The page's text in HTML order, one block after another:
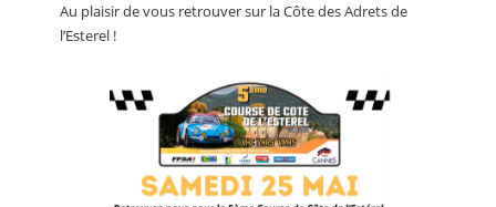
Au plaisir de vous retrouver sur la Côte des Adrets de
l’Esterel !